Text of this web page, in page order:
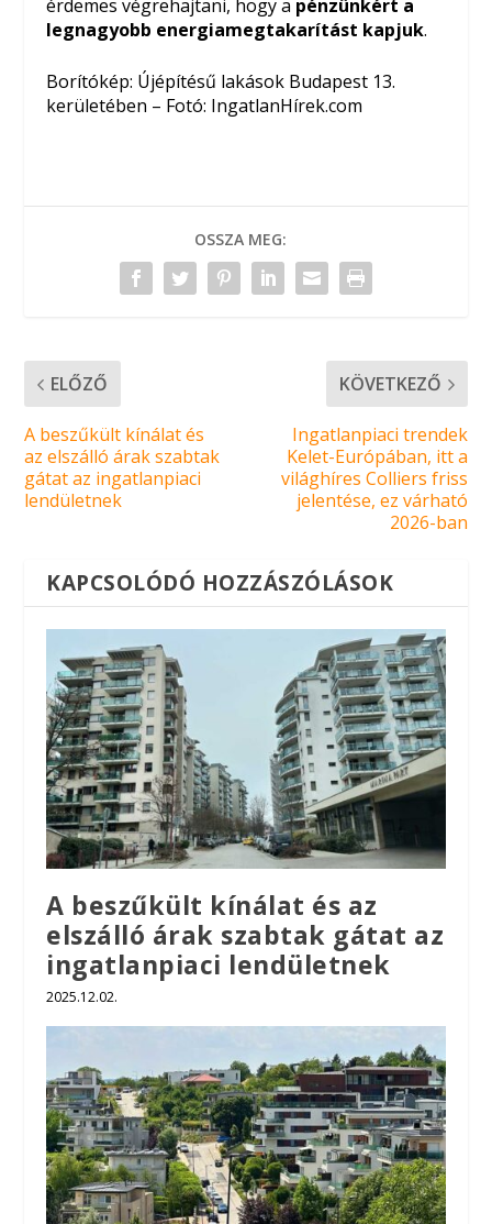
érdemes végrehajtani, hogy a pénzünkért a
legnagyobb energiamegtakarítást kapjuk.
Borítókép: Újépítésű lakások Budapest 13.
kerületében – Fotó: IngatlanHírek.com
OSSZA MEG:
ELŐZŐ
A beszűkült kínálat és
az elszálló árak szabtak
gátat az ingatlanpiaci
lendületnek
KÖVETKEZŐ
Ingatlanpiaci trendek
Kelet-Európában, itt a
világhíres Colliers friss
jelentése, ez várható
2026-ban
KAPCSOLÓDÓ HOZZÁSZÓLÁSOK
A beszűkült kínálat és az
elszálló árak szabtak gátat az
ingatlanpiaci lendületnek
2025.12.02.